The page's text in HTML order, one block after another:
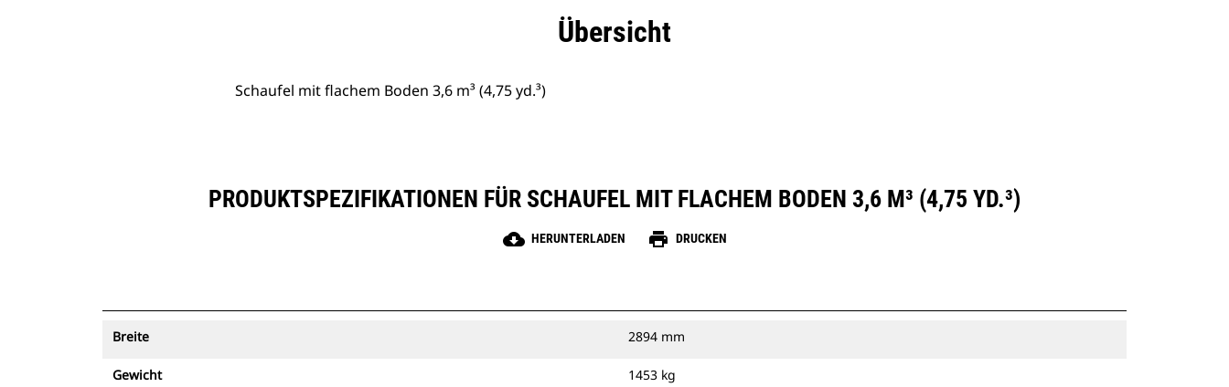
Technische DatenÜbersicht
Schaufel mit flachem Boden 3,6 m³ (4,75 yd.³)
PRODUKTSPEZIFIKATIONEN FÜR SCHAUFEL MIT FLACHEM BODEN 3,6 M³ (4,75 YD.³)
cloud_download HERUNTERLADEN print DRUCKEN
Breite 2894 mm
Gewicht 1453 kg